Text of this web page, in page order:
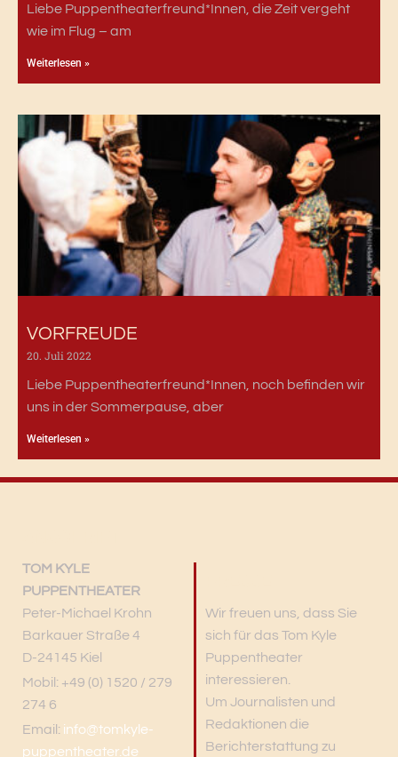
Liebe Puppentheaterfreund*Innen, die Zeit vergeht
wie im Flug – am
Weiterlesen »
VORFREUDE
20. Juli 2022
Liebe Puppentheaterfreund*Innen, noch befinden wir
uns in der Sommerpause, aber
Weiterlesen »
TOM KYLE
PUPPENTHEATER
Peter-Michael Krohn
Barkauer Straße 4
D-24145 Kiel
Mobil: +49 (0) 1520 / 279
274 6
Email: info@tomkyle-
puppentheater.de
Wir freuen uns, dass Sie
sich für das Tom Kyle
Puppentheater
interessieren.
Um Journalisten und
Redaktionen die
Berichterstattung zu